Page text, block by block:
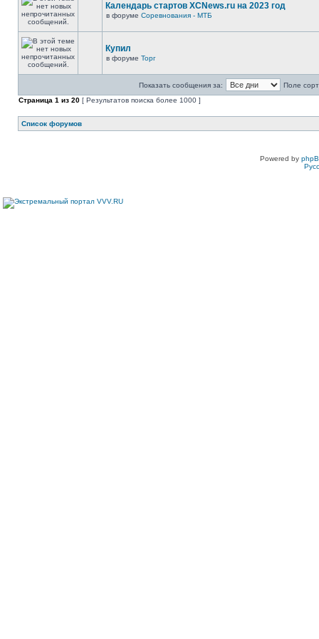
Календарь стартов XCNews.ru на 2023 год
в форуме Соревнования - МТБ
Купил
в форуме Торг
Показать сообщения за:
Поле
Страница 1 из 20 [ Результатов поиска более 1000 ]
Список форумов
Powered by